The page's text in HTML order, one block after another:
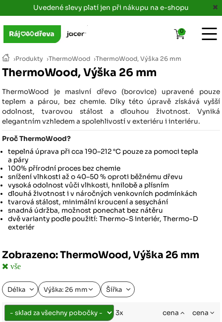
Uvedené slevy platí jen při nákupu na e-shopu
›Produkty ›ThermoWood ›ThermoWood, Výška 26 mm
ThermoWood, Výška 26 mm
ThermoWood je masivní dřevo (borovice) upravené pouze
teplem a párou, bez chemie. Díky této úpravě získává vyšší
odolnost, tvarovou stálost a dlouhou životnost. Vyniká
elegantním vzhledem a spolehlivostí v exteriéru i interiéru.
Proč ThermoWood?
tepelná úprava při cca 190–212 °C pouze za pomoci tepla
a páry
100% přírodní proces bez chemie
snížení vlhkosti až o 40–50 % oproti běžnému dřevu
vysoká odolnost vůči vlhkosti, hnilobě a plísním
dlouhá životnost i v náročných venkovních podmínkách
tvarová stálost, minimální kroucení a sesychání
snadná údržba, možnost ponechat bez nátěru
dvě varianty podle použití: Thermo-S interiér, Thermo-D
exteriér
Zobrazeno: ThermoWood, Výška 26 mm
vše
Délka Výška: 26 mm Šířka
3x cena cena
0